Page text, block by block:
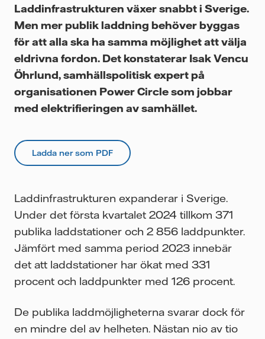
Laddinfrastrukturen växer snabbt i Sverige.
Men mer publik laddning behöver byggas
för att alla ska ha samma möjlighet att välja
eldrivna fordon. Det konstaterar Isak Vencu
Öhrlund, samhällspolitisk expert på
organisationen Power Circle som jobbar
med elektrifieringen av samhället.
Ladda ner som PDF
Laddinfrastrukturen expanderar i Sverige.
Under det första kvartalet 2024 tillkom 371
publika laddstationer och 2 856 laddpunkter.
Jämfört med samma period 2023 innebär
det att laddstationer har ökat med 331
procent och laddpunkter med 126 procent.
De publika laddmöjligheterna svarar dock för
en mindre del av helheten. Nästan nio av tio